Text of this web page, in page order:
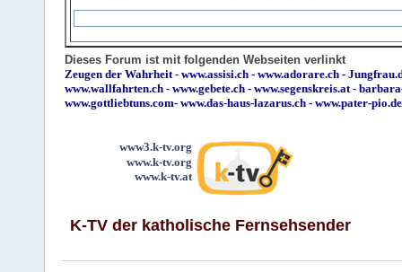
Dieses Forum ist mit folgenden Webseiten verlinkt
Zeugen der Wahrheit - www.assisi.ch - www.adorare.ch -
www.wallfahrten.ch - www.gebete.ch - www.segenskreis.at -
www.gottliebtuns.com- www.das-haus-lazarus.ch - www.pater-pio.de
www3.k-tv.org
www.k-tv.org
www.k-tv.at
K-TV der katholische Fernsehsender